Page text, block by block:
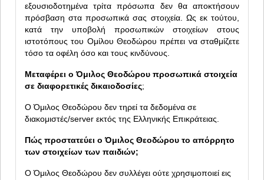
εξουσιοδοτημένα τρίτα πρόσωπα δεν θα αποκτήσουν
πρόσβαση στα προσωπικά σας στοιχεία. Ως εκ τούτου,
κατά την υποβολή προσωπικών στοιχείων στους
ιστοτόπους του Ομίλου Θεοδώρου πρέπει να σταθμίζετε
τόσο τα οφέλη όσο και τους κινδύνους.
Μεταφέρει ο Όμιλος Θεοδώρου προσωπικά στοιχεία
σε διαφορετικές δικαιοδοσίες;
Ο Όμιλος Θεοδώρου δεν τηρεί τα δεδομένα σε
διακομιστές/server εκτός της Ελληνικής Επικράτειας.
Πώς προστατεύει ο Όμιλος Θεοδώρου το απόρρητο
των στοιχείων των παιδιών;
Ο Όμιλος Θεοδώρου δεν συλλέγει ούτε χρησιμοποιεί εις